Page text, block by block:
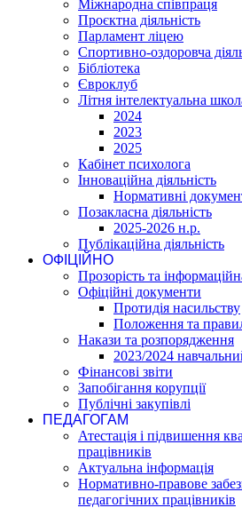
Міжнародна співпраця
Проєктна діяльність
Парламент ліцею
Спортивно-оздоровча
Бібліотека
Євроклуб
Літня інтелектуальна
2024
2023
2025
Кабінет психолога
Інноваційна діяльність
Нормативні
Позакласна діяльність
2025-2026 н.р.
Публікаційна діяльність
ОФІЦІЙНО
Прозорість та
Офіційні документи
Протидія насильству
Положення та
Накази та розпорядження
2023/2024
Фінансові звіти
Запобігання корупції
Публічні закупівлі
ПЕДАГОГАМ
Атестація і підвишення
працівників
Актуальна інформація
Нормативно-правове
педагогічних працівників